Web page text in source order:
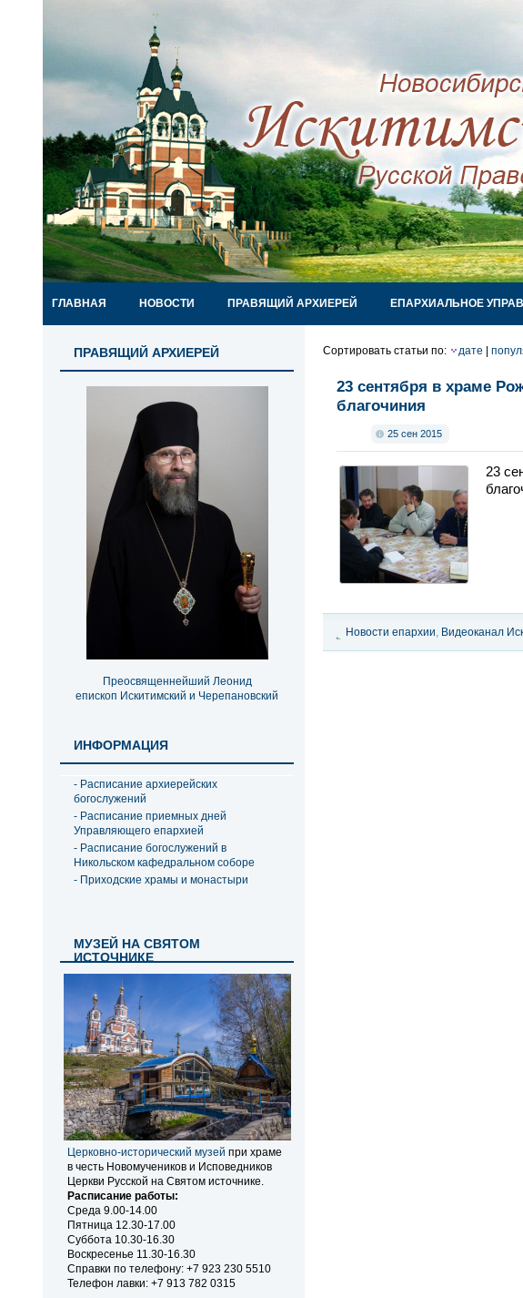
ГЛАВНАЯ НОВОСТИ ПРАВЯЩИЙ АРХИЕРЕЙ ЕПАРХИАЛЬНОЕ
ПРАВЯЩИЙ АРХИЕРЕЙ
Преосвященнейший Леонид
епископ Искитимский и Черепановский
ИНФОРМАЦИЯ
- Расписание архиерейских
богослужений
- Расписание приемных дней
Управляющего епархией
- Расписание богослужений в
Никольском кафедральном соборе
- Приходские храмы и монастыри
МУЗЕЙ НА СВЯТОМ
ИСТОЧНИКЕ
Церковно-исторический музей при храме
в честь Новомучеников и Исповедников
Церкви Русской на Святом источнике.
Расписание работы:
Среда 9.00-14.00
Пятница 12.30-17.00
Суббота 10.30-16.30
Воскресенье 11.30-16.30
Справки по телефону: +7 923 230 5510
Телефон лавки: +7 913 782 0315
Сортировать статьи по: дате
23 сентября в храме
благочиния
25 сен 2015
23
Новости епархии, Видеоканал